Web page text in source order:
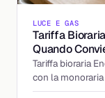
LUCE E GAS
Tariffa
Quando
Tariffa bioraria
con la
accendere la